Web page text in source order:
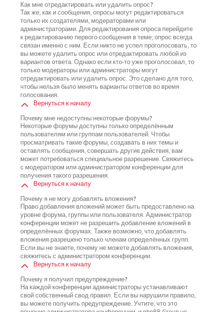
Как мне отредактировать или удалить опрос?
Так же, как и сообщения, опросы могут редактироваться
только их создателями, модераторами или
администраторами. Для редактирования опроса перейдите
к редактированию первого сообщения в теме; опрос всегда
связан именно с ним. Если никто не успел проголосовать, то
вы можете удалить опрос или отредактировать любой из
вариантов ответа. Однако если кто-то уже проголосовал, то
только модераторы или администраторы могут
отредактировать или удалить опрос. Это сделано для того,
чтобы нельзя было менять варианты ответов во время
голосования.
Вернуться к началу
Почему мне недоступны некоторые форумы?
Некоторые форумы доступны только определённым
пользователям или группам пользователей. Чтобы
просматривать такие форумы, создавать в них темы и
оставлять сообщения, совершать другие действия, вам
может потребоваться специальное разрешение. Свяжитесь
с модератором или администратором конференции для
получения такого разрешения.
Вернуться к началу
Почему я не могу добавлять вложения?
Право добавления вложений может быть предоставлено на
уровне форума, группы или пользователя. Администратор
конференции может не разрешить добавление вложений в
определённых форумах. Также возможно, что добавлять
вложения разрешено только членам определённых групп.
Если вы не знаете, почему не можете добавлять вложения,
свяжитесь с администратором конференции.
Вернуться к началу
Почему я получил предупреждение?
На каждой конференции администраторы устанавливают
свой собственный свод правил. Если вы нарушили правило,
вы можете получить предупреждение. Учтите, что это